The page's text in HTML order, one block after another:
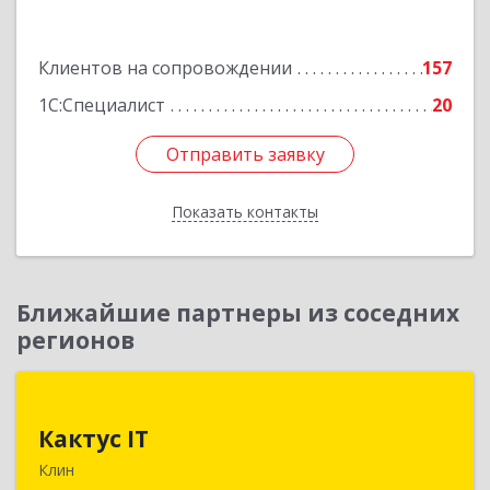
Клиентов на сопровождении
157
1С:Специалист
20
Отправить заявку
Показать контакты
Отправить заявку
Назад
Ближайшие партнеры из соседних
регионов
Кактус IT
Клин
141607, Московская обл, г.о.Клин, Клин г,